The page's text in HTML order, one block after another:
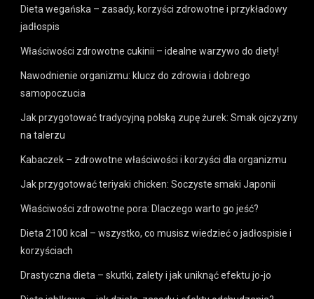
Dieta wegańska – zasady, korzyści zdrowotne i przykładowy
jadłospis
Właściwości zdrowotne cukinii – idealne warzywo do diety!
Nawodnienie organizmu: klucz do zdrowia i dobrego
samopoczucia
Jak przygotować tradycyjną polską zupę żurek: Smak ojczyzny
na talerzu
Kabaczek – zdrowotne właściwości i korzyści dla organizmu
Jak przygotować teriyaki chicken: Soczyste smaki Japonii
Właściwości zdrowotne pora: Dlaczego warto go jeść?
Dieta 2100 kcal – wszystko, co musisz wiedzieć o jadłospisie i
korzyściach
Drastyczna dieta – skutki, zalety i jak uniknąć efektu jo-jo